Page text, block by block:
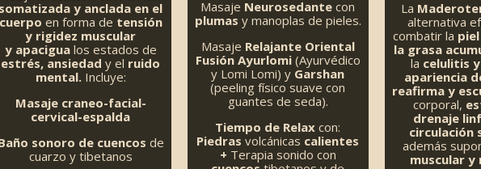
somatizada y anclada en el
cuerpo en forma de tensión
y rigidez muscular
y apacigualos estados de
estrés, ansiedad y el ruido
mental. Incluye:
Masaje craneo-facial-
cervical-espalda
sonoro de cuencos de
cuarzo y tibetanos
Masaje Neurosedantecon
plumas y manoplas de pieles.
Masaje Relajante Oriental
Fusión Ayurlomi(Ayurvédico
y Lomi Lomi) y Garshan
(peeling físico suave con
guantes de seda).
Tiempo de Relaxcon:
Piedrasvolcánicas calientes
+ Terapia sonido con
La
alternativa
combatir la
la grasa
la celulitis y
apariencia
reafirma y
corporal,
drenaje
circulación
además
muscular y